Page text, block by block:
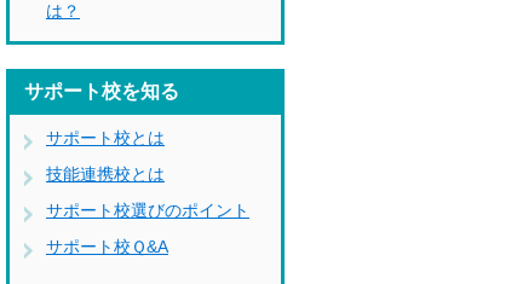
は？
サポート校を知る
サポート校とは
技能連携校とは
サポート校選びのポイント
サポート校Ｑ&A